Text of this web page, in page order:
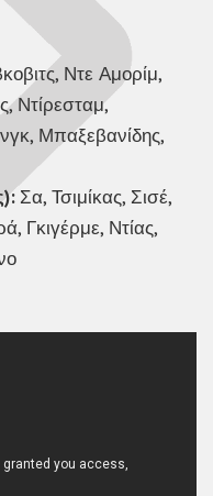
Ντε Αμορίμ,
Ντίρεσταμ,
Μπαξεβανίδης,
Σα, Τσιμίκας, Σισέ,
Γκιγέρμε, Ντίας,